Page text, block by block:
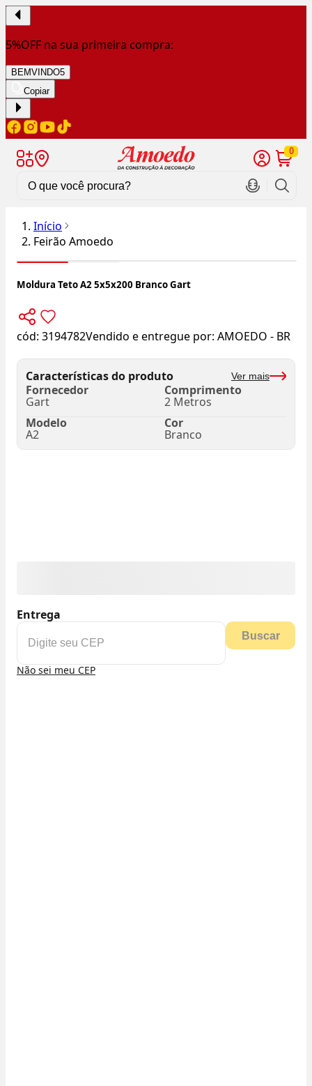
5%OFF na sua primeira compra:
BEMVINDO5
Copiar
0
Início
Feirão Amoedo
Moldura Teto A2 5x5x200 Branco Gart
cód: 3194782Vendido e entregue por: AMOEDO - BR
Características do produto Ver mais
Fornecedor
Gart
Comprimento
2 Metros
Modelo
A2
Cor
Branco
Entrega
Buscar
Não sei meu CEP